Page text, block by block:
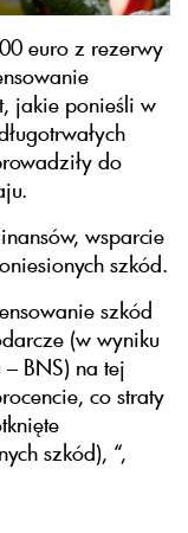
euro z rezerwy
jakie ponieśli w
do
wsparcie
szkód.
szkód
(w wyniku
BNS) na tej
co straty
szkód), “,